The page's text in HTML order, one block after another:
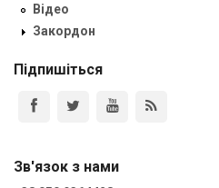
Відео
Закордон
Підпишіться
Зв'язок з нами